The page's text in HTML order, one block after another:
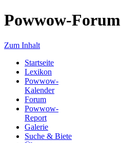
Powwow-Forum
Zum Inhalt
Startseite
Lexikon
Powwow-
Kalender
Forum
Powwow-
Report
Galerie
Suche & Biete